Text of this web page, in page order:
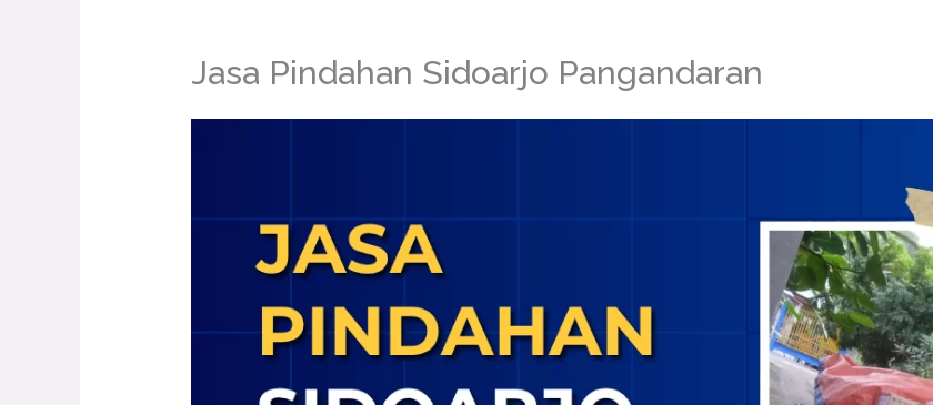
Jasa Pindahan Sidoarjo Pangandaran